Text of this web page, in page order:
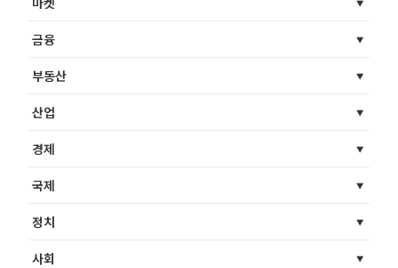
금융
부동산
산업
경제
국제
정치
사회